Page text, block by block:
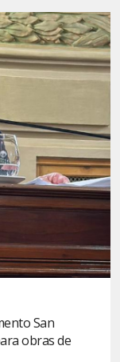
San
obras de